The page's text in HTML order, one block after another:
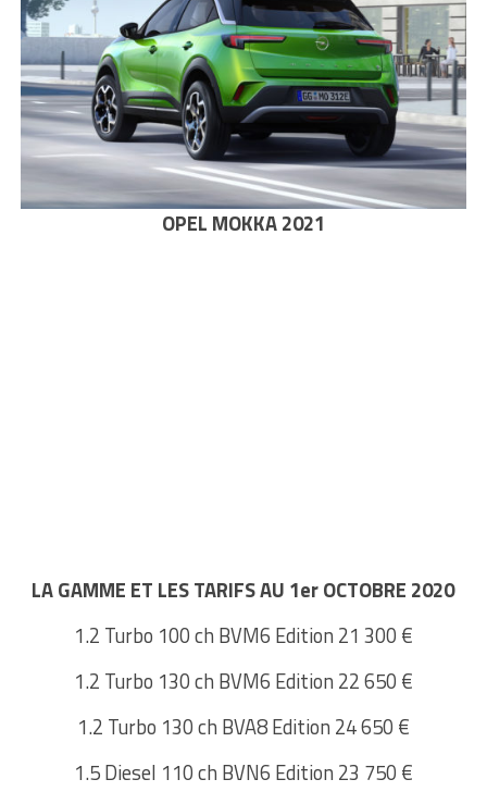
OPEL MOKKA 2021
LA GAMME ET LES TARIFS AU 1er OCTOBRE 2020
1.2 Turbo 100 ch BVM6 Edition 21 300 €
1.2 Turbo 130 ch BVM6 Edition 22 650 €
1.2 Turbo 130 ch BVA8 Edition 24 650 €
1.5 Diesel 110 ch BVN6 Edition 23 750 €